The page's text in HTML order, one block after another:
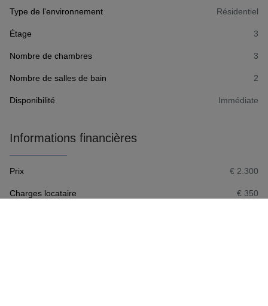
Type de l'environnement Résidentiel
Étage 3
Nombre de chambres 3
Nombre de salles de bain 2
Disponibilité Immédiate
Informations financières
Prix € 2.300
Charges locataire € 350